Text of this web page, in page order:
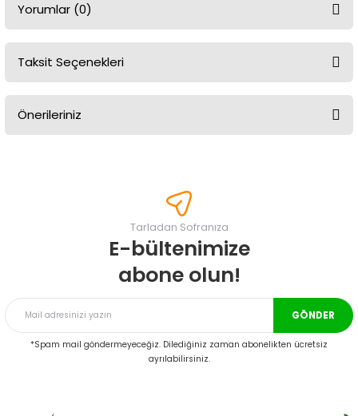
Yorumlar (0)
Taksit Seçenekleri
Önerileriniz
Görüş ve önerileriniz için teşekkür ederiz.
Ürün resmi kalitesiz, bozuk veya görüntülenemiyor.
Ürün bilgilerinde hatalar bulunuyor.
Bu ürüne benzer farklı alternatifler olmalı.
Tarladan Sofranıza
E-bültenimize
abone olun!
GÖNDER
*Spam mail göndermeyeceğiz. Dilediğiniz zaman abonelikten ücretsiz
ayrılabilirsiniz.